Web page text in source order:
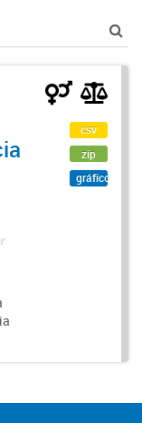
csv
zip
gráfico